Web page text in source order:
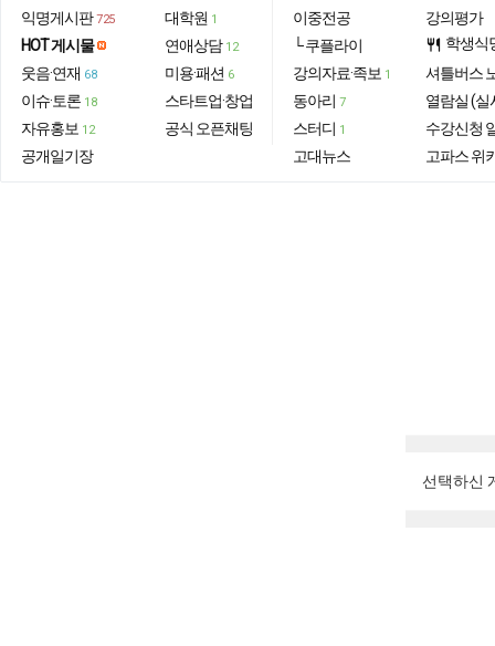
익명게시판 725
HOT 게시물
웃음·연재 68
이슈·토론 18
자유홍보 12
공개일기장
대학원 1
연애상담 12
미용·패션 6
스타트업·창업
공식 오픈채팅
이중전공
└ 쿠플라이
강의자료·족보 1
동아리 7
스터디 1
고대뉴스
강의평가
restaurant 학생식
셔틀버스
열람실 (실
수강신청
고파스 위
선택하신